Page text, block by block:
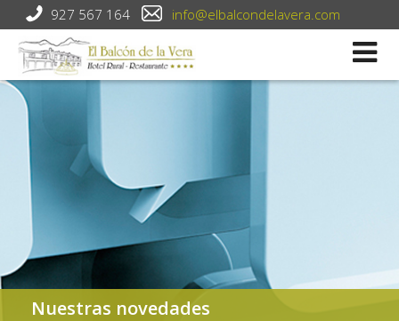
927 567 164 info@elbalcondelavera.com
Head Novedades
Nuestras novedades